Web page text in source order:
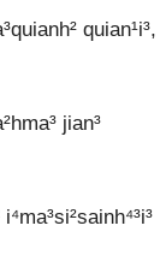
quian¹i³,
jian³